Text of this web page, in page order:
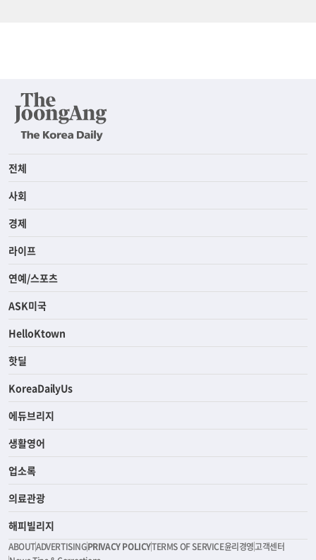
전체
사회
경제
라이프
연예/스포츠
ASK미국
HelloKtown
핫딜
KoreaDailyUs
에듀브리지
생활영어
업소록
의료관광
해피빌리지
ABOUTADVERTISINGPRIVACY POLICYTERMS OF SERVICE윤리경영고객센터